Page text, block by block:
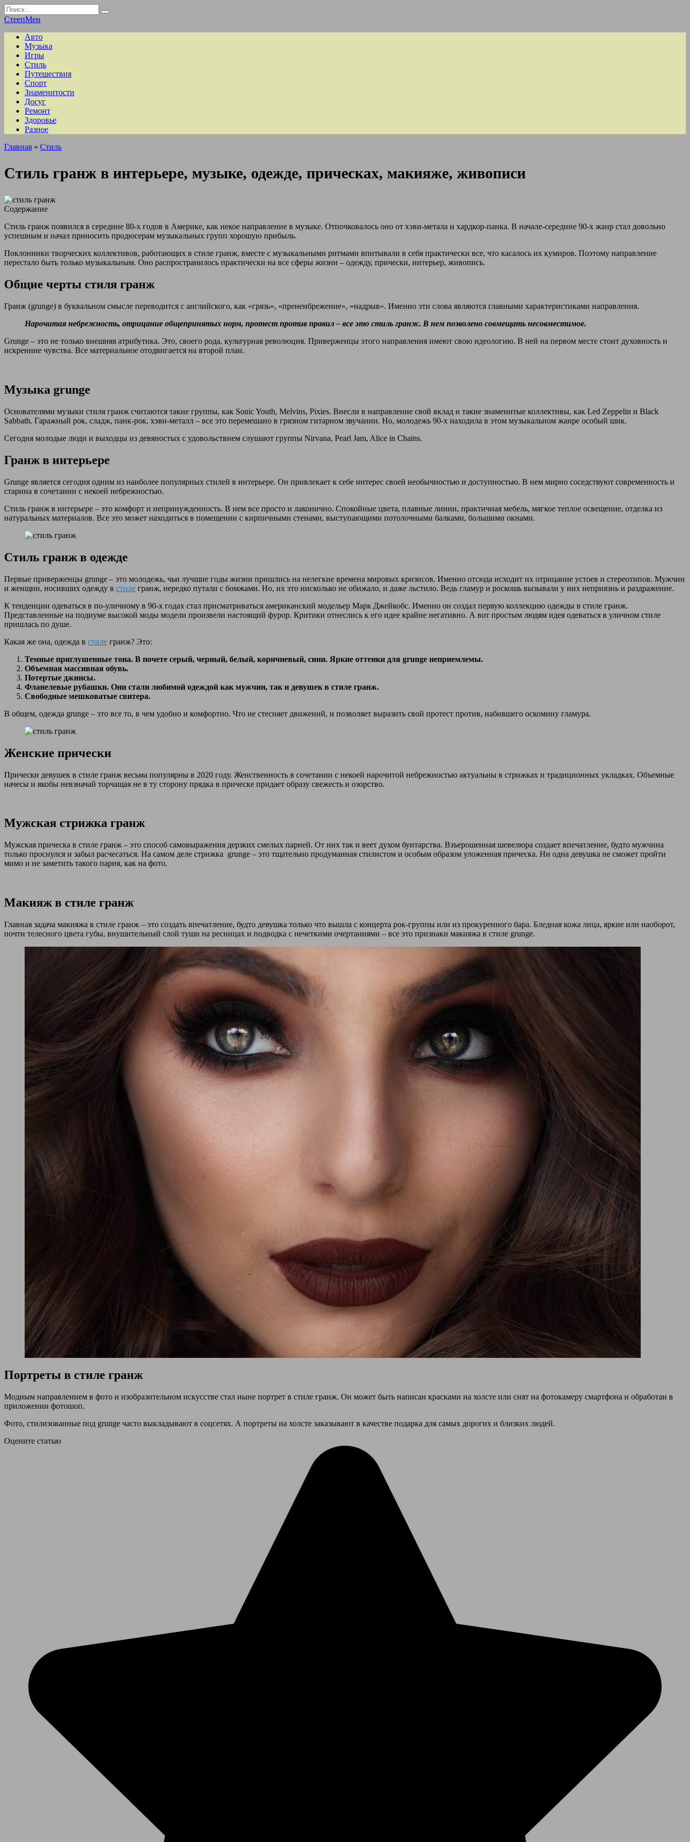
Перейти
к
Search
for:
СтеепМен
Авто
Музыка
Игры
Стиль
Путешествия
Спорт
Знаменитости
Досуг
Ремонт
Здоровье
Разное
Главная » Стиль
Стиль гранж в интерьере, музыке, одежде, прическах, макияже, живописи
Содержание
Стиль гранж появился в середине 80-х годов в Америке, как некое направление в музыке. Отпочковалось оно от хэви-метала и хардкор-панка. В начале-середине 90-х жанр стал довольно
успешным и начал приносить продюсерам музыкальных групп хорошую прибыль.
Поклонники творческих коллективов, работающих в стиле гранж, вместе с музыкальными ритмами впитывали в себя практически все, что касалось их кумиров. Поэтому направление
перестало быть только музыкальным. Оно распространилось практически на все сферы жизни – одежду, прически, интерьер, живопись.
Общие черты стиля гранж
Гранж (grunge) в буквальном смысле переводится с английского, как «грязь», «прененбрежение», «надрыв». Именно эти слова являются главными характеристиками направления.
Нарочитая небрежность, отрицание общепринятых норм, протест против правил – все это стиль гранж. В нем позволено совмещать несовместимое.
Grunge – это не только внешняя атрибутика. Это, своего рода, культурная революция. Приверженцы этого направления имеют свою идеологию. В ней на первом месте стоит духовность и
искренние чувства. Все материальное отодвигается на второй план.
Музыка grunge
Основателями музыки стиля гранж считаются такие группы, как Sonic Youth, Melvins, Pixies. Внесли в направление свой вклад и такие знаменитые коллективы, как Led Zeppelin и Black
Sabbath. Гаражный рок, сладж, панк-рок, хэви-металл – все это перемешано в грязном гитарном звучании. Но, молодежь 90-х находила в этом музыкальном жанре особый шик.
Сегодня молодые люди и выходцы из девяностых с удовольствием слушают группы Nirvana, Pearl Jam, Alice in Chains.
Гранж в интерьере
Grunge является сегодня одним из наиболее популярных стилей в интерьере. Он привлекает к себе интерес своей необычностью и доступностью. В нем мирно соседствуют современность и
старина в сочетании с некоей небрежностью.
Стиль гранж в интерьере – это комфорт и непринужденность. В нем все просто и лаконично. Спокойные цвета, плавные линии, практичная мебель, мягкое теплое освещение, отделка из
натуральных материалов. Все это может находиться в помещении с кирпичными стенами, выступающими потолочными балками, большими окнами.
Стиль гранж в одежде
Первые приверженцы grunge – это молодежь, чьи лучшие годы жизни пришлись на нелегкие времена мировых кризисов. Именно отсюда исходит их отрицание устоев и стереотипов. Мужчин
и женщин, носивших одежду в стиле гранж, нередко путали с бомжами. Но, их это нисколько не обижало, и даже льстило. Ведь гламур и роскошь вызывали у них неприязнь и раздражение.
К тенденции одеваться в по-уличному в 90-х годах стал присматриваться американский модельер Марк Джейкобс. Именно он создал первую коллекцию одежды в стиле гранж.
Представленные на подиуме высокой моды модели произвели настоящий фурор. Критики отнеслись к его идее крайне негативно. А вот простым людям идея одеваться в уличном стиле
пришлась по душе.
Какая же она, одежда в стиле гранж? Это:
Темные приглушенные тона. В почете серый, черный, белый, коричневый, сини. Яркие оттенки для grunge неприемлемы.
Объемная массивная обувь.
Потертые джинсы.
Фланелевые рубашки. Они стали любимой одеждой как мужчин, так и девушек в стиле гранж.
Свободные мешковатые свитера.
В общем, одежда grunge – это все то, в чем удобно и комфортно. Что не стесняет движений, и позволяет выразить свой протест против, набившего оскомину гламура.
Женские прически
Прически девушек в стиле гранж весьма популярны в 2020 году. Женственность в сочетании с некоей нарочитой небрежностью актуальны в стрижках и традиционных укладках. Объемные
начесы и якобы невзначай торчащая не в ту сторону прядка в прическе придает образу свежесть и озорство.
Мужская стрижка гранж
Мужская прическа в стиле гранж – это способ самовыражения дерзких смелых парней. От них так и веет духом бунтарства. Взъерошенная шевелюра создает впечатление, будто мужчина
только проснулся и забыл расчесаться. На самом деле стрижка grunge – это тщательно продуманная стилистом и особым образом уложенная прическа. Ни одна девушка не сможет пройти
мимо и не заметить такого парня, как на фото.
Макияж в стиле гранж
Главная задача макияжа в стиле гранж – это создать впечатление, будто девушка только что вышла с концерта рок-группы или из прокуренного бара. Бледная кожа лица, яркие или наоборот,
почти телесного цвета губы, внушительный слой туши на ресницах и подводка с нечеткими очертаниями – все это признаки макияжа в стиле grunge.
Портреты в стиле гранж
Модным направлением в фото и изобразительном искусстве стал ныне портрет в стиле гранж. Он может быть написан красками на холсте или снят на фотокамеру смартфона и обработан в
приложении фотошоп.
Фото, стилизованные под grunge часто выкладывают в соцсетях. А портреты на холсте заказывают в качестве подарка для самых дорогих и близких людей.
Оцените статью